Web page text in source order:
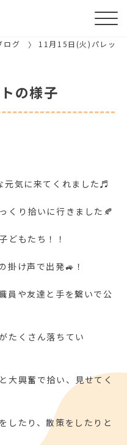
ログ 11月15日(火)パレット
の様子
元気に来てくれました♬
くり拾いに行きました🍂
どもたち！！
掛け声で出発🚙！
員や友達と手を繋いで公
たくさん落ちてい
大興奮で拾い、見せてく
したり、散策をしたりと